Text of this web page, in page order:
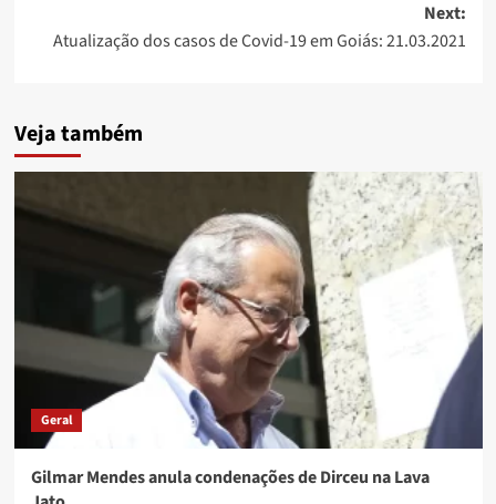
Next:
Atualização dos casos de Covid-19 em Goiás: 21.03.2021
Veja também
Geral
Gilmar Mendes anula condenações de Dirceu na Lava